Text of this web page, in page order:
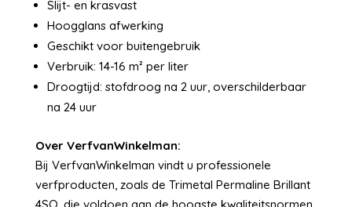
Slijt- en krasvast
Hoogglans afwerking
Geschikt voor buitengebruik
Verbruik: 14-16 m² per liter
Droogtijd: stofdroog na 2 uur, overschilderbaar
na 24 uur
Over VerfvanWinkelman:
Bij VerfvanWinkelman vindt u professionele
verfproducten, zoals de Trimetal Permaline Brillant